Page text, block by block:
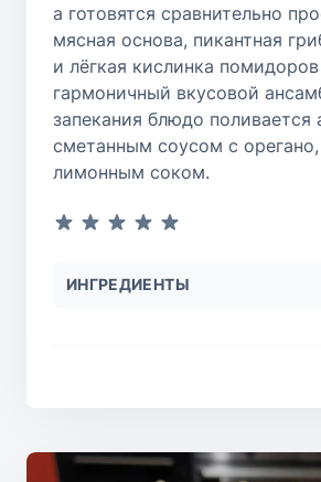
а готовятся сравнительно
мясная основа, пикантная
и лёгкая кислинка
гармоничный вкусовой
запекания блюдо
сметанным соусом с
лимонным соком.
ИНГРЕДИЕНТЫ